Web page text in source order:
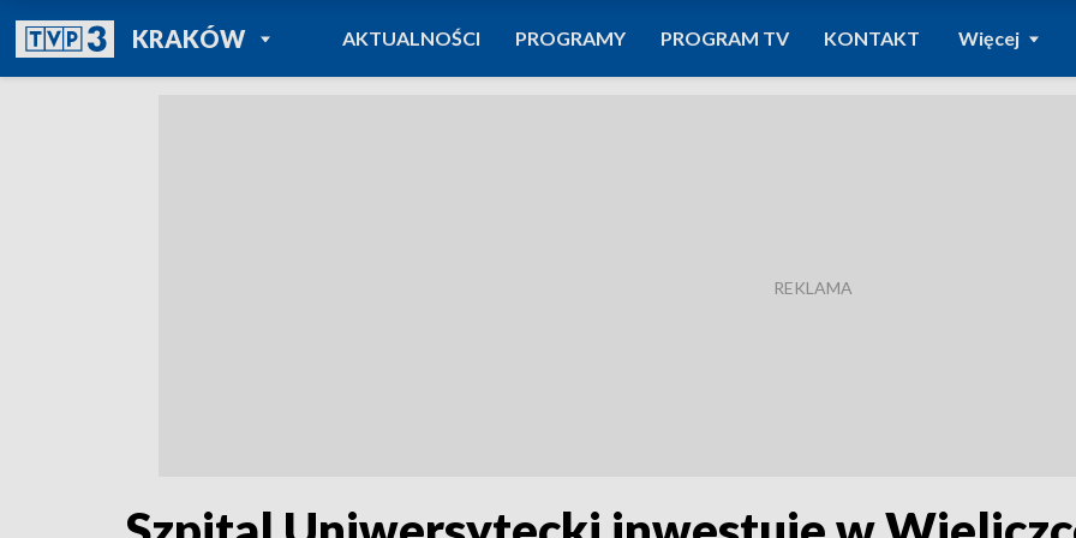
KRAKÓWPOWRÓT DO
TVP REGIONY
AKTUALNOŚCI PROGRAMY PROGRAM TV KONTAKT Więcej